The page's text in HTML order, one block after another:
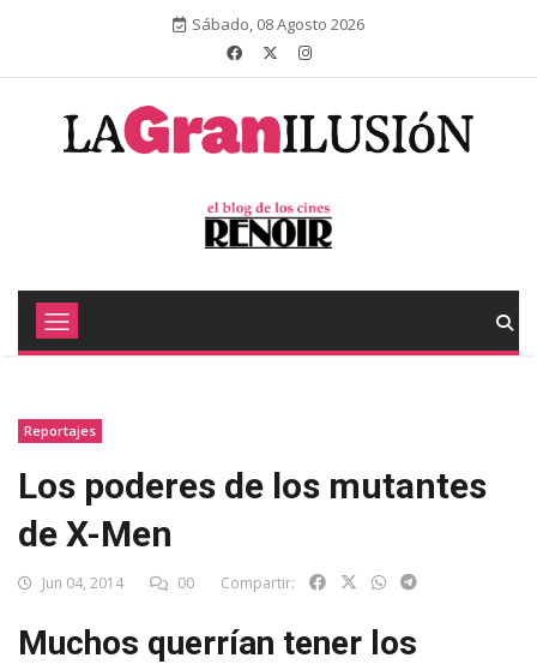
Sábado, 08 Agosto 2026
Reportajes
Los poderes de los mutantes
de X-Men
Jun 04, 2014 00 Compartir:
Muchos querrían tener los